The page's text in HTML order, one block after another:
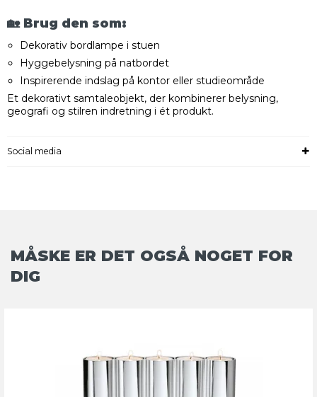
🏡 Brug den som:
Dekorativ bordlampe i stuen
Hyggebelysning på natbordet
Inspirerende indslag på kontor eller studieområde
Et dekorativt samtaleobjekt, der kombinerer belysning,
geografi og stilren indretning i ét produkt.
Social media
MÅSKE ER DET OGSÅ NOGET FOR
DIG